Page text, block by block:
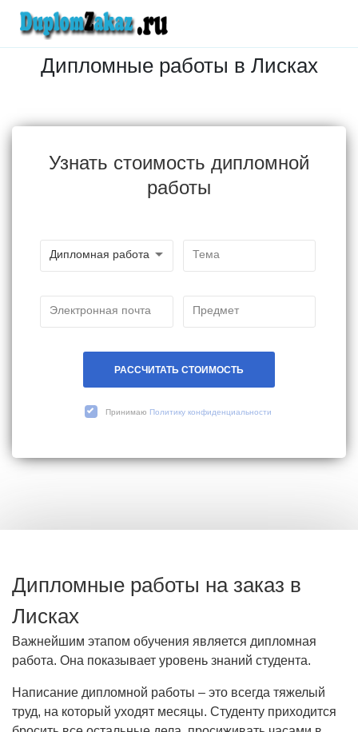
Дипломные работы в Лисках
Узнать стоимость дипломной
работы
РАССЧИТАТЬ СТОИМОСТЬ
Принимаю Политику конфиденциальности
Дипломные работы на заказ в
Лисках
Важнейшим этапом обучения является дипломная
работа. Она показывает уровень знаний студента.
Написание дипломной работы – это всегда тяжелый
труд, на который уходят месяцы. Студенту приходится